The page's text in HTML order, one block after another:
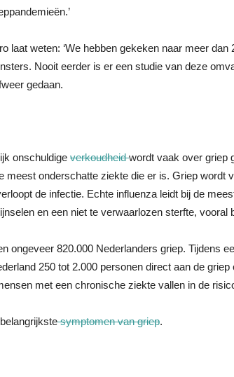
laat weten: ‘We hebben gekeken naar meer dan
Nooit eerder is er een studie van deze
gedaan.
onschuldige verkoudheidwordt vaak over griep
meest onderschatte ziekte die er is. Griep wordt
de infectie. Echte influenza leidt bij de
en een niet te verwaarlozen sterfte, vooral
ongeveer 820.000 Nederlanders griep. Tijdens
250 tot 2.000 personen direct aan de
met een chronische ziekte vallen in de
symptomen van griep.